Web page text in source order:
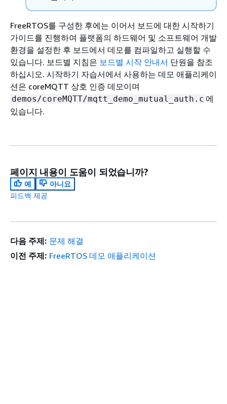
FreeRTOS를 구성한 후에는 이어서 보드에 대한 시작하기
가이드를 진행하여 플랫폼의 하드웨어 및 소프트웨어 개발
환경을 설정한 후 보드에서 데모를 컴파일하고 실행할 수
있습니다. 보드별 지침은 보드별 시작 안내서 단원을 참조
하십시오. 시작하기 자습서에서 사용하는 데모 애플리케이
션은 coreMQTT 상호 인증 데모이며
demos/coreMQTT/mqtt_demo_mutual_auth.c 에
있습니다.
페이지 내용이 도움이 되었습니까?
예
아니요
피드백 제공
다음 주제: 문제 해결
이전 주제: FreeRTOS 데모 애플리케이션